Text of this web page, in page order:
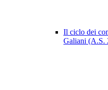
Il ciclo dei
Galiani (A.S.